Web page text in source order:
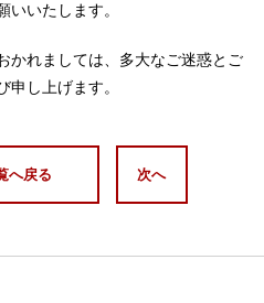
いいたします。
かれましては、多大なご迷惑とご
し上げます。
へ戻る 次へ